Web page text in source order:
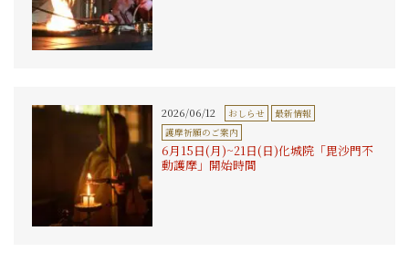
2026/06/12 おしらせ
最新情報
護摩祈願のご案内
6月15日(月)~21日(日)化城院「毘沙門不
動護摩」開始時間